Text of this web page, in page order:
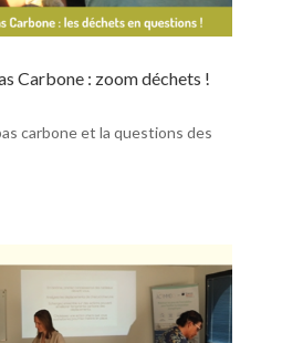
Carbone : zoom déchets !
carbone et la questions des